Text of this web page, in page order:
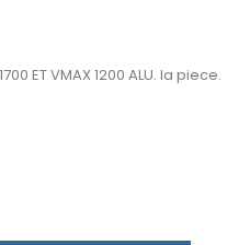
ET VMAX 1200 ALU. la piece.